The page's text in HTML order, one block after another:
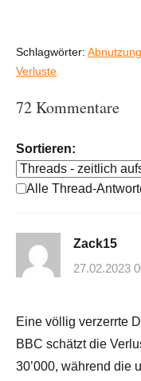
Schlagwörter:
Verluste
72 Kommentare
Sortieren:
Alle Thread-
Zack15
27.02.2023
Eine völlig verzerrte
BBC schätzt die
30’000, während die